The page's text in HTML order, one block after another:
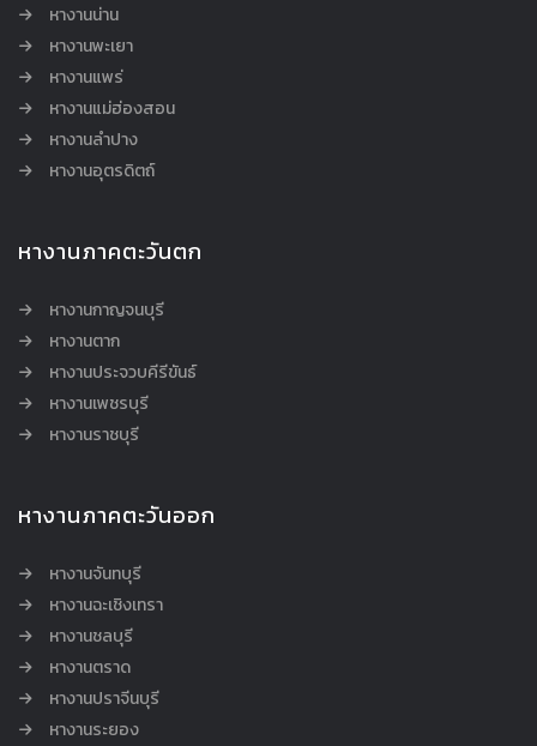
หางานน่าน
หางานพะเยา
หางานแพร่
หางานแม่ฮ่องสอน
หางานลำปาง
หางานอุตรดิตถ์
หางานภาคตะวันตก
หางานกาญจนบุรี
หางานตาก
หางานประจวบคีรีขันธ์
หางานเพชรบุรี
หางานราชบุรี
หางานภาคตะวันออก
หางานจันทบุรี
หางานฉะเชิงเทรา
หางานชลบุรี
หางานตราด
หางานปราจีนบุรี
หางานระยอง